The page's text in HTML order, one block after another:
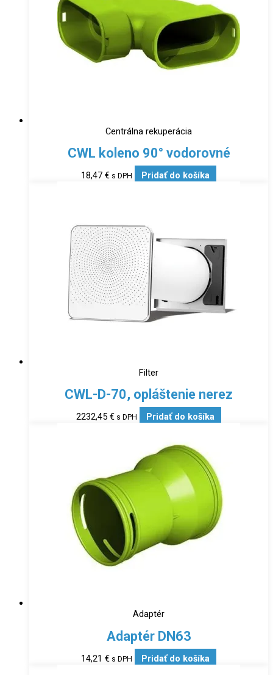
Centrálna rekuperácia
CWL koleno 90° vodorovné
18,47€ s DPH Pridať do košíka
Filter
CWL-D-70, opláštenie nerez
2232,45€ s DPH Pridať do košíka
Adaptér
Adaptér DN63
14,21€ s DPH Pridať do košíka